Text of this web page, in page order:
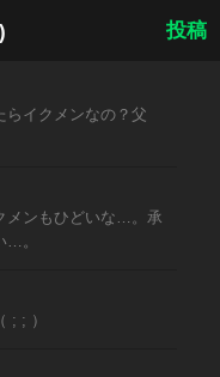
投稿
らイクメンなの？父
メンもひどいな…。承
…。
; ; ）